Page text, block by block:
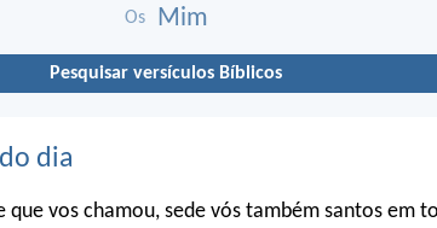
Os Mim
Pesquisar versículos Bíblicos
dia
que vos chamou, sede vós também santos em